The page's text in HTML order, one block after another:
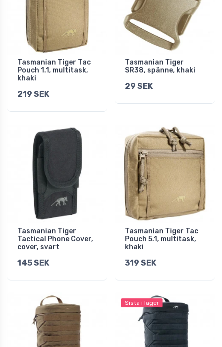
Tasmanian Tiger Tac
Pouch 1.1, multitask,
khaki
219 SEK
Tasmanian Tiger
SR38, spänne, khaki
29 SEK
Tasmanian Tiger
Tactical Phone Cover,
cover, svart
145 SEK
Tasmanian Tiger Tac
Pouch 5.1, multitask,
khaki
319 SEK
Sista i lager